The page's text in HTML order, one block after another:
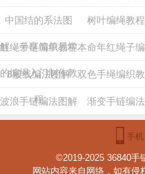
中国结的系法图
解，分享简单易学
的编绳入门制作教
程
树叶编绳教程
红绳手链编织教程本命年红绳子
8股线编法图解 双色手绳编织
波浪手链编法图解 渐变手链编法
手机
版
©2019-2025 36840手
网站内容来自网络，如有侵